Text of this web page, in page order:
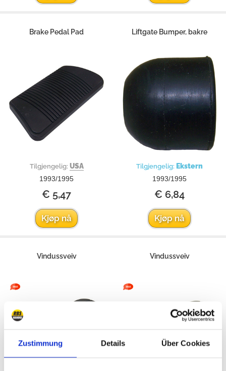
Zustimmung Details Über Cookies
Brake Pedal Pad
Tilgjengelig: USA
1993/1995
€ 5,47
Kjøp nå
Liftgate Bumper, bakre
Tilgjengelig: Ekstern
1993/1995
€ 6,84
Kjøp nå
Vindussveiv Vindussveiv